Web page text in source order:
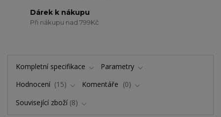
Dárek k nákupu
Při nákupu nad 799Kč
Kompletní specifikace
Parametry
Hodnocení
15 Komentáře
0
Související zboží 8